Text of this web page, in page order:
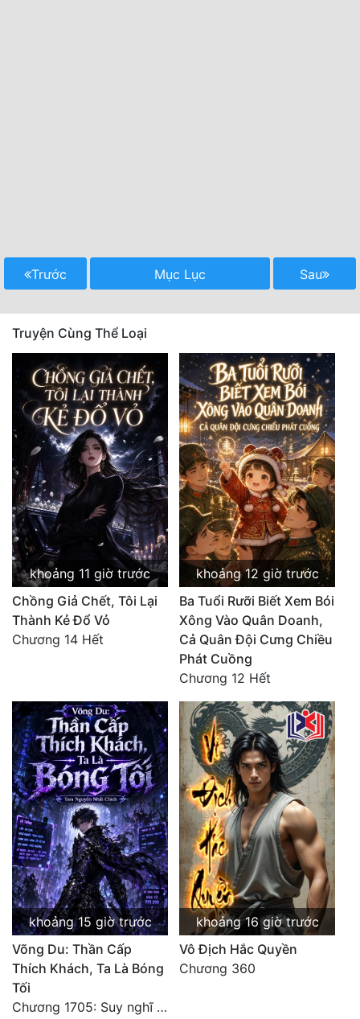
Trước Mục Lục Sau
Truyện Cùng Thể Loại
khoảng 11 giờ trước
Chồng Giả Chết, Tôi Lại
Thành Kẻ Đổ Vỏ
Chương 14 Hết
khoảng 12 giờ trước
Ba Tuổi Rưỡi Biết Xem Bói
Xông Vào Quân Doanh,
Cả Quân Đội Cưng Chiều
Phát Cuồng
Chương 12 Hết
khoảng 15 giờ trước
Võng Du: Thần Cấp
Thích Khách, Ta Là Bóng
Tối
Chương 1705: Suy nghĩ sinh tồn của Vô Danh Tuyết!
khoảng 16 giờ trước
Vô Địch Hắc Quyền
Chương 360